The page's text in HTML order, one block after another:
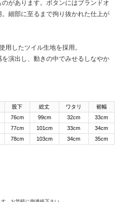
があります。ボタンにはブランドオ
細部に至るまで拘り抜かれた仕上が
用したツイル生地を採用。
演出し、動きの中でみせるしなやか
股下 総丈 ワタリ
裾幅
76cm 99cm 32cm
33cm
77cm 101cm 33cm
34cm
78cm 103cm 34cm 35cm